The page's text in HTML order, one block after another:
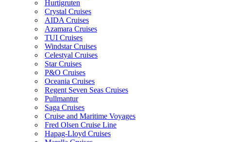
Hurtigruten
Crystal Cruises
AIDA Cruises
Azamara Cruises
TUI Cruises
Windstar Cruises
Celestyal Cruises
Star Cruises
P&O Cruises
Oceania Cruises
Regent Seven Seas Cruises
Pullmantur
Saga Cruises
Cruise and Maritime Voyages
Fred Olsen Cruise Line
Hapag-Lloyd Cruises